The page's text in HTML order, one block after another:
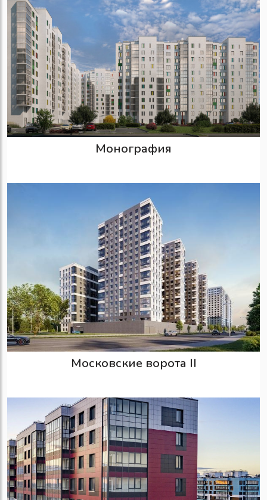
Монография
Московские ворота II